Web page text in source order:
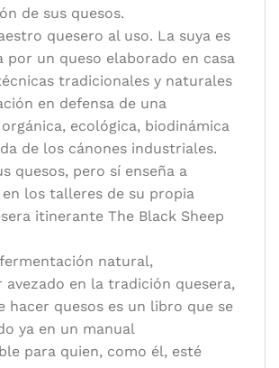
de sus quesos.
quesero al uso. La suya es
por un queso elaborado en casa
tradicionales y naturales
en defensa de una
ecológica, biodinámica
de los cánones industriales.
quesos, pero sí enseña a
los talleres de su propia
itinerante The Black Sheep
natural,
avezado en la tradición quesera,
hacer quesos es un libro que se
ya en un manual
para quien, como él, esté